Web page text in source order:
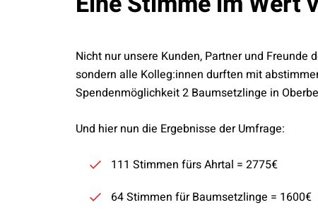
Nicht nur unsere Kunden, Partner und
sondern alle Kolleg:innen durften mit
Spendenmöglichkeit 2 Baumsetzlinge in
Und hier nun die Ergebnisse der Umfrage:
111 Stimmen fürs Ahrtal = 2775€
64 Stimmen für Baumsetzlinge =